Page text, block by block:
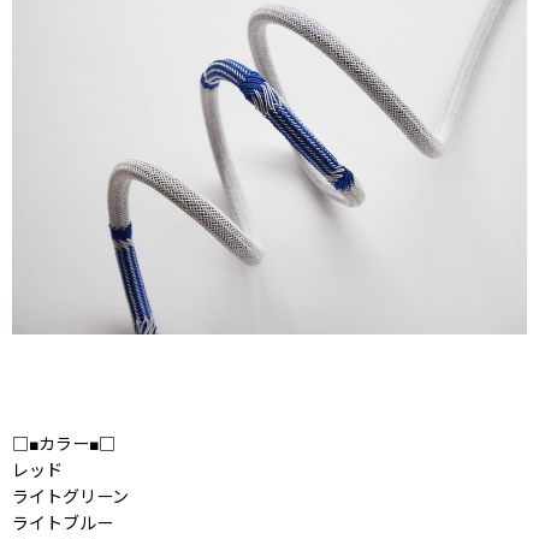
□■カラー■□
レッド
ライトグリーン
ライトブルー